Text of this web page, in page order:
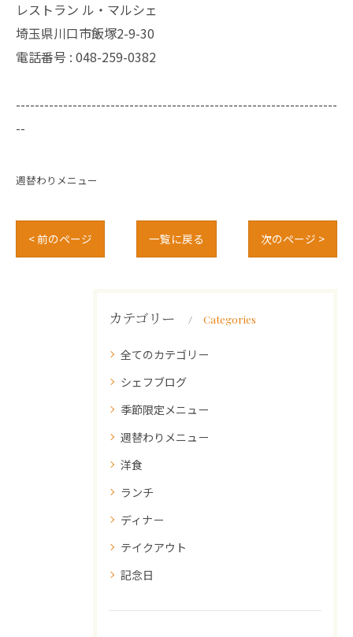
レストラン ル・マルシェ
埼玉県川口市飯塚2-9-30
電話番号 : 048-259-0382
--------------------------------------------------------------------
--
週替わりメニュー
< 前のページ 一覧に戻る 次のページ >
カテゴリー Categories
全てのカテゴリー
シェフブログ
季節限定メニュー
週替わりメニュー
洋食
ランチ
ディナー
テイクアウト
記念日